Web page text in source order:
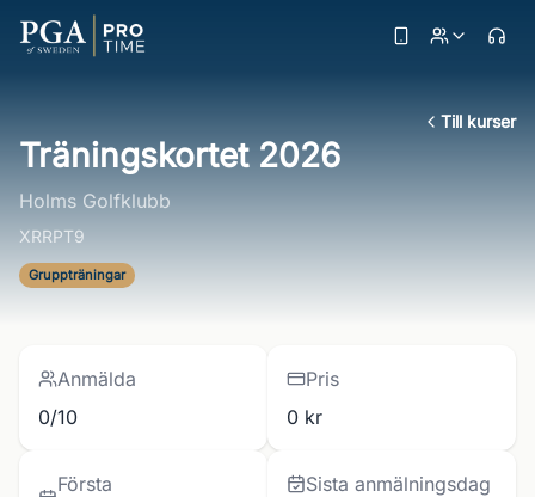
Till kurser
Träningskortet 2026
Holms Golfklubb
XRRPT9
Gruppträningar
Anmälda
0/10
Pris
0 kr
Första
Sista anmälningsdag